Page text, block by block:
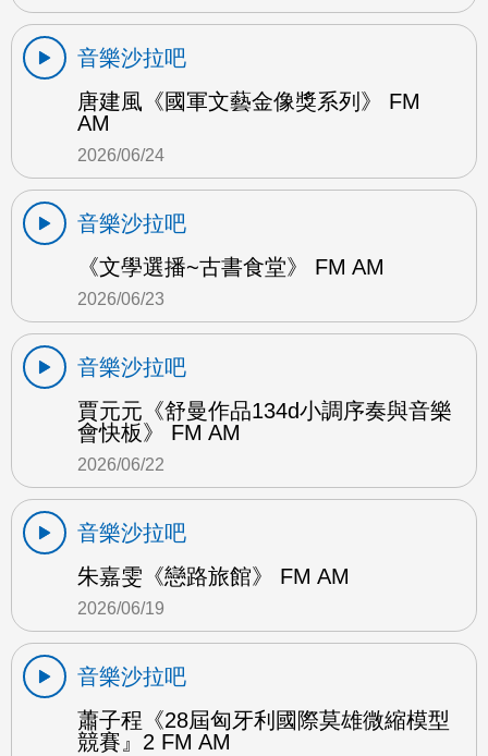
音樂沙拉吧
唐建風《國軍文藝金像獎系列》 FM
AM
2026/06/24
音樂沙拉吧
《文學選播~古書食堂》 FM AM
2026/06/23
音樂沙拉吧
賈元元《舒曼作品134d小調序奏與音樂
會快板》 FM AM
2026/06/22
音樂沙拉吧
朱嘉雯《戀路旅館》 FM AM
2026/06/19
音樂沙拉吧
蕭子程《28屆匈牙利國際莫雄微縮模型
競賽』2 FM AM